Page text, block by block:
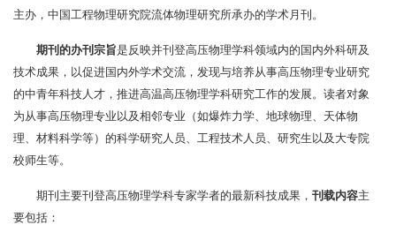
动载下材料物性机器学习与高通量研究专刊征稿启事
《高压物理学报》第二届青年编委会招募启事
《高压物理学报》2023年度优秀审稿人和优秀论文评选结果
第十四届全国爆炸力学学术会议 第二轮通知
第二十一届中国高压科学学术会议第一轮通知
主办，中国工程物理研究院流体物理研究所承办的学术月刊。
期刊的办刊宗旨是反映并刊登高压物理学科领域内的国内外科研及
技术成果，以促进国内外学术交流，发现与培养从事高压物理专业研究
的中青年科技人才，推进高温高压物理学科研究工作的发展。读者对象
为从事高压物理专业以及相邻专业（如爆炸力学、地球物理、天体物
理、材料科学等）的科学研究人员、工程技术人员、研究生以及大专院
校师生等。
期刊主要刊登高压物理学科专家学者的最新科技成果， 刊载内容主
要包括：